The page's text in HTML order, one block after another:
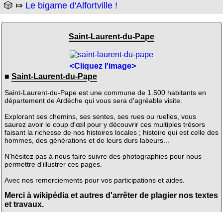
🎲 ⤇ Le bigame d'Alfortville !
Saint-Laurent-du-Pape
<Cliquez l'image>
■ Saint-Laurent-du-Pape
Saint-Laurent-du-Pape est une commune de 1.500 habitants en
département de Ardèche qui vous sera d'agréable visite.
Explorant ses chemins, ses sentes, ses rues ou ruelles, vous
saurez avoir le coup d'œil pour y découvrir ces multiples trésors
faisant la richesse de nos histoires locales ; histoire qui est celle des
hommes, des générations et de leurs durs labeurs...
N'hésitez pas à nous faire suivre des photographies pour nous
permettre d'illustrer ces pages.
Avec nos remerciements pour vos participations et aides.
Merci à wikipédia et autres d'arrêter de plagier nos textes
et travaux.